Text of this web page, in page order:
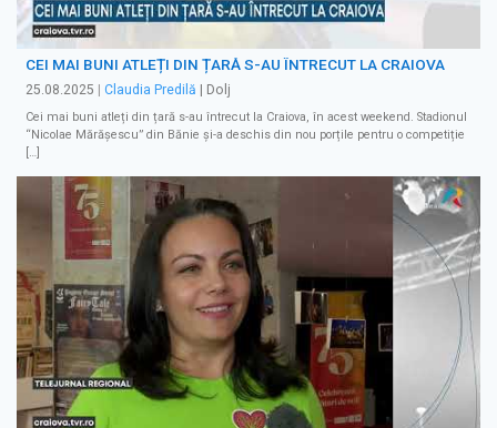
CEI MAI BUNI ATLEȚI DIN ȚARĂ S-AU ÎNTRECUT LA CRAIOVA
25.08.2025 Claudia Predilă | Dolj
Cei mai buni atleți din țară s-au întrecut la Craiova, în acest weekend. Stadionul
“Nicolae Mărășescu” din Bănie și-a deschis din nou porțile pentru o competiție
[…]